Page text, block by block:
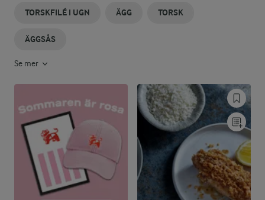
TORSKFILÉ I UGN ÄGG TORSK
ÄGGSÅS
Se mer